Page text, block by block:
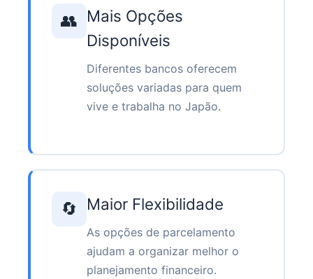
👥 Mais Opções
Disponíveis
Diferentes bancos oferecem
soluções variadas para quem
vive e trabalha no Japão.
🔄 Maior Flexibilidade
As opções de parcelamento
ajudam a organizar melhor o
planejamento financeiro.